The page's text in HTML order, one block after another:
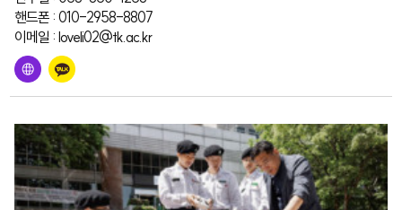
핸드폰 : 010-2958-8807
이메일 : loveli02@tk.ac.kr